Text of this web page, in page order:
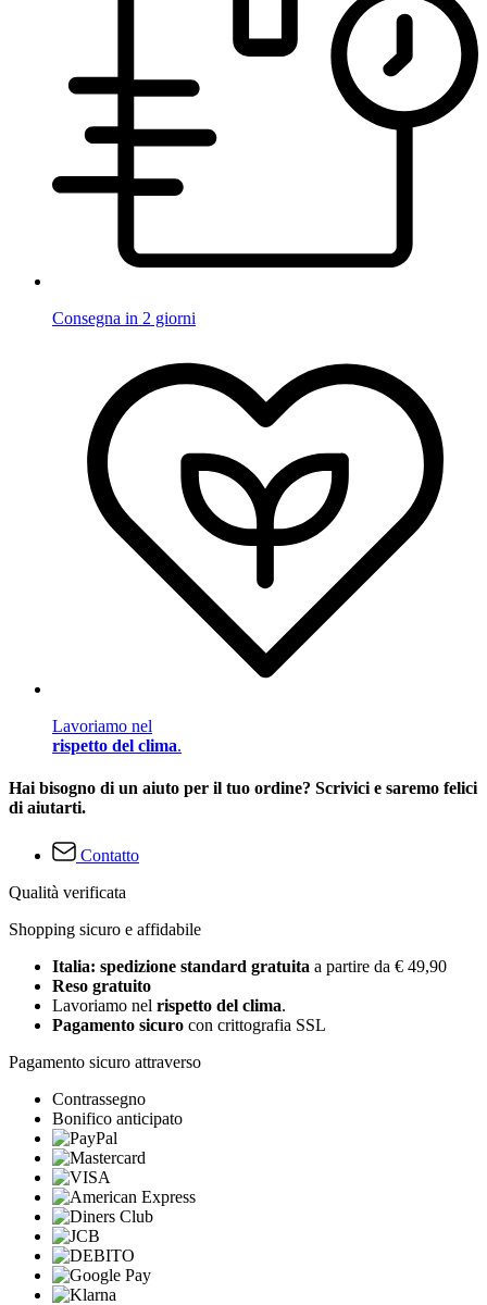
Consegna in 2 giorni
Lavoriamo nel
rispetto del clima.
Hai bisogno di un aiuto per il tuo ordine? Scrivici e saremo felici
di aiutarti.
Contatto
Qualità verificata
Shopping sicuro e affidabile
Italia: spedizione standard gratuita a partire da € 49,90
Reso gratuito
Lavoriamo nel rispetto del clima.
Pagamento sicuro con crittografia SSL
Pagamento sicuro attraverso
Contrassegno
Bonifico anticipato